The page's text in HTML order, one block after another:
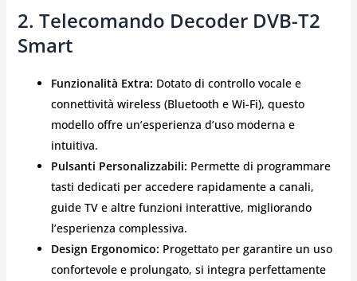
2. Telecomando Decoder DVB-T2
Smart
Funzionalità Extra: Dotato di controllo vocale e
connettività wireless (Bluetooth e Wi-Fi), questo
modello offre un’esperienza d’uso moderna e
intuitiva.
Pulsanti Personalizzabili: Permette di programmare
tasti dedicati per accedere rapidamente a canali,
guide TV e altre funzioni interattive, migliorando
l’esperienza complessiva.
Design Ergonomico: Progettato per garantire un uso
confortevole e prolungato, si integra perfettamente